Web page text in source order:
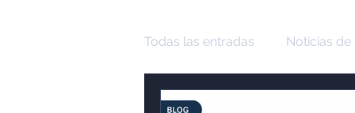
Todas las entradas
Noticias de
Finanzas